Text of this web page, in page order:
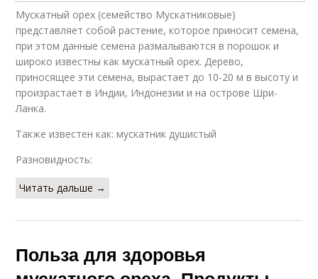
Мускатный орех (семейство Мускатниковые)
представляет собой растение, которое приносит семена,
при этом данные семена размалываются в порошок и
широко известны как мускатный орех. Дерево,
приносящее эти семена, вырастает до 10-20 м в высоту и
произрастает в Индии, Индонезии и на острове Шри-
Ланка.
Также известен как: мускатник душистый
Разновидность:
Читать дальше →
Польза для здоровья